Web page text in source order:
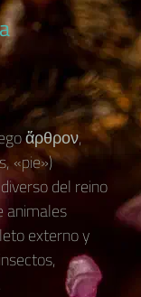
ἄρθρον,
«pie»)
del reino
animales
externo y